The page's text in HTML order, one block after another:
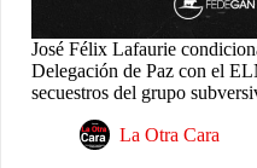
José Félix Lafaurie
Delegación de Paz con el
secuestros del grupo
La Otra Cara